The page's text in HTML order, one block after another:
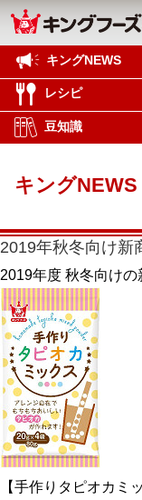
キングNEWS
レシピ
豆知識
キングNEWS
2019年秋冬向け新
2019年度 秋冬向けの
【手作りタピオカミ